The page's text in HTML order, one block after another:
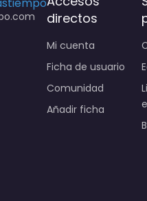
directos
Mi cuenta
Ficha de usuario
Comunidad
Añadir ficha